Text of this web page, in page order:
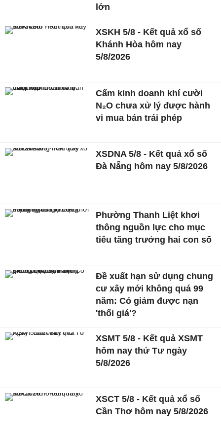
lớn
XSKH 5/8 - Kết quả xổ số
Khánh Hòa hôm nay
5/8/2026
Cấm kinh doanh khí cười
N₂O chưa xử lý được hành
vi mua bán trái phép
XSDNA 5/8 - Kết quả xổ số
Đà Nẵng hôm nay 5/8/2026
Phường Thanh Liệt khơi
thông nguồn lực cho mục
tiêu tăng trưởng hai con số
Đề xuất hạn sử dụng chung
cư xây mới không quá 99
năm: Có giảm được nạn
'thổi giá'?
XSMT 5/8 - Kết quả XSMT
hôm nay thứ Tư ngày
5/8/2026
XSCT 5/8 - Kết quả xổ số
Cần Thơ hôm nay 5/8/2026